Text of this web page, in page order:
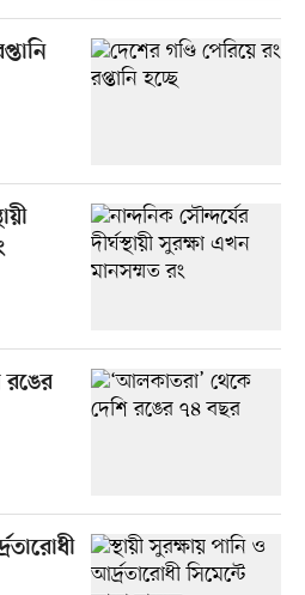
রঙের